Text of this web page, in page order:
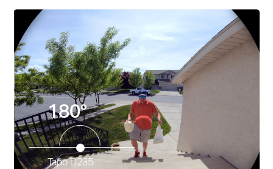
180°
Tapo D235